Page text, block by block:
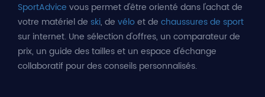
SportAdvice vous permet d'être orienté dans l'achat de
votre matériel de ski, de véloet de chaussures de sport
sur internet. Une sélection d'offres, un comparateur de
prix, un guide des tailles et un espace d'échange
collaboratif pour des conseils personnalisés.